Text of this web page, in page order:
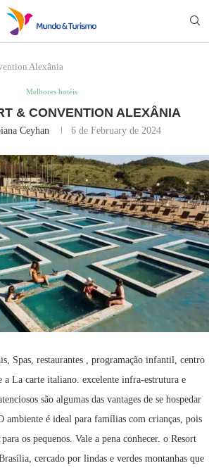
Alexânia
Melhores hotéis
& CONVENTION ALEXÂNIA
Ceyhan 6 de February de 2024
Spas, restaurantes , programação infantil, centro
a La carte italiano. excelente infra-estrutura e
são algumas das vantages de se hospedar
ambiente é ideal para famílias com crianças, pois
os pequenos. Vale a pena conhecer. o Resort
cercado por lindas e verdes montanhas que